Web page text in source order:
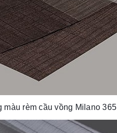
màu rèm cầu vồng Milano 365